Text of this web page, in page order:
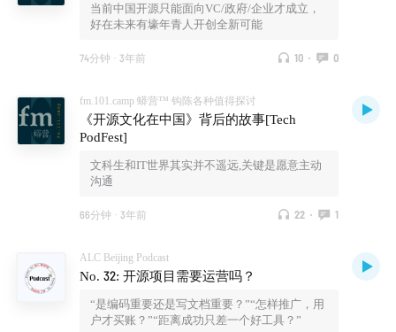
当前中国开源只能面向VC/政府/企业才成立，
好在未来有壕年青人开创全新可能
74分钟 · 3年前 10 · 0
fm.101.camp 蟒营™ 钩陈各种值得探讨
《开源文化在中国》背后的故事[Tech
PodFest]
文科生和IT世界其实并不遥远,关键是愿意主动
沟通
66分钟 · 3年前 22 · 1
ALC Beijing Podcast
No. 32: 开源项目需要运营吗？
“是编码重要还是写文档重要？”“怎样推广，用
户才买账？”“距离成功只差一个好工具？”